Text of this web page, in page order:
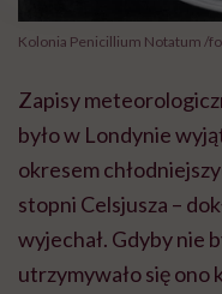
Kolonia Penicillium Notatum /
Zapisy
było w Londynie
okresem
stopni Celsjusza –
wyjechał. Gdyby nie
utrzymywało się ono